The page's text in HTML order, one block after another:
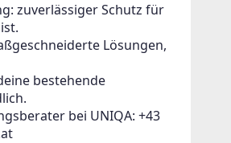
zuverlässiger Schutz für
Lösungen,
bestehende
bei UNIQA: +43